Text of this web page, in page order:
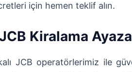
için hemen teklif alın.
Kiralama
JCB operatörlerimiz ile